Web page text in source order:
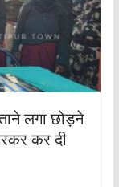
लगा छोड़ने
कर दी